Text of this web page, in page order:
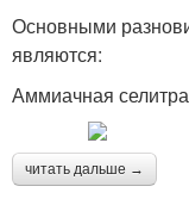
Основными
являются:
Аммиачная
читать дальше →